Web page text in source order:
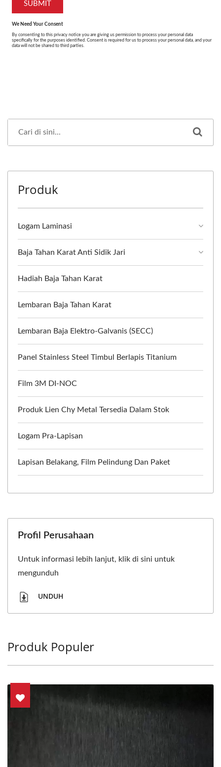
Produk
Logam Laminasi
Baja Tahan Karat Anti Sidik Jari
Hadiah Baja Tahan Karat
Lembaran Baja Tahan Karat
Lembaran Baja Elektro-Galvanis (SECC)
Panel Stainless Steel Timbul Berlapis Titanium
Film 3M DI-NOC
Produk Lien Chy Metal Tersedia Dalam Stok
Logam Pra-Lapisan
Lapisan Belakang, Film Pelindung Dan Paket
Profil Perusahaan
Untuk informasi lebih lanjut, klik di sini untuk
mengunduh
UNDUH
Produk Populer